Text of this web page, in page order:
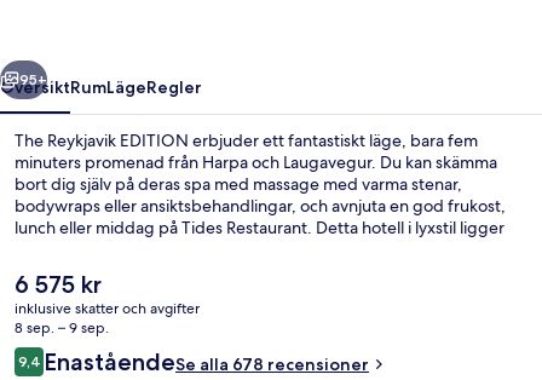
Nästa
95+
ÖversiktRumLägeRegler
The Reykjavik EDITION erbjuder ett fantastiskt läge, bara fem
minuters promenad från Harpa och Laugavegur. Du kan skämma
bort dig själv på deras spa med massage med varma stenar,
bodywraps eller ansiktsbehandlingar, och avnjuta en god frukost,
lunch eller middag på Tides Restaurant. Detta hotell i lyxstil ligger
Reykjaviks stadshus. Andra resenärer uppskattar den hjälpsamma
personalen och den generella standarden.
Det
nuvarande
priset
är
6 575 kr
6 575 kr
inklusive skatter och avgifter
8 sep. – 9 sep.
Recensioner
9,49,4 av 10,
EnaståendeSe alla 678 recensioner